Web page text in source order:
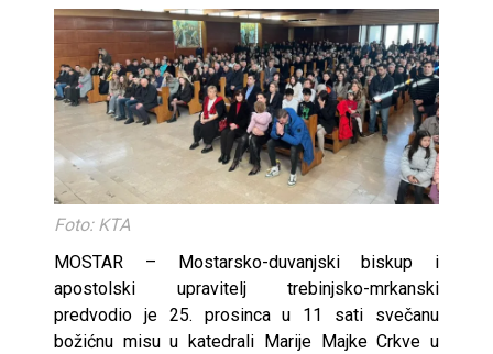
Foto: KTA
MOSTAR – Mostarsko-duvanjski biskup i
apostolski upravitelj trebinjsko-mrkanski
predvodio je 25. prosinca u 11 sati svečanu
božićnu misu u katedrali Marije Majke Crkve u